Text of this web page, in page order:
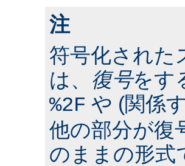
注
符号化された
は、 復号をす
%2F や (関係
他の部分が復
のままの形式